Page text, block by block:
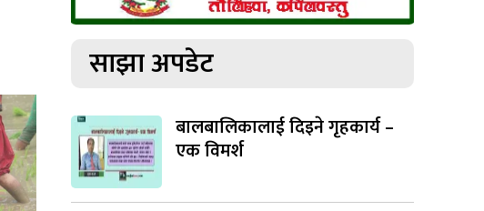
साझा अपडेट
बालबालिकालाई दिइने गृहकार्य –
एक विमर्श